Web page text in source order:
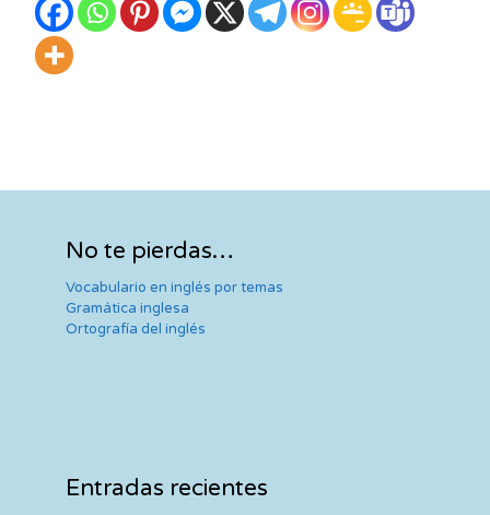
No te pierdas…
Vocabulario en inglés por temas
Gramática inglesa
Ortografía del inglés
Entradas recientes